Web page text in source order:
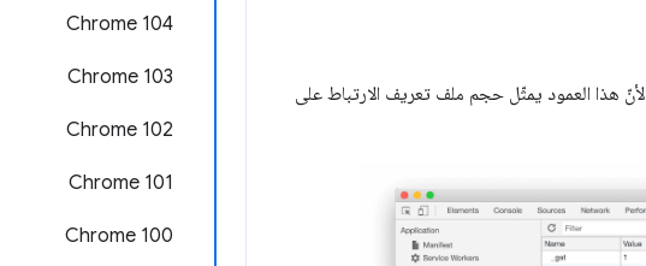
‫Chrome 104
Chrome 103
Chrome 102
Chrome 101
Chrome 100
لأنّ هذا العمود يمثّل حجم ملف تعريف الارتباط على